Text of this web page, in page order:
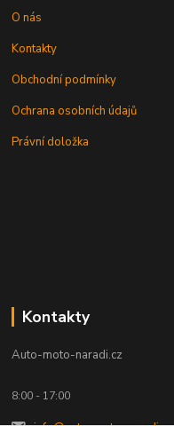
O nás
Kontakty
Obchodní podmínky
Ochrana osobních údajů
Právní doložka
Kontakty
Auto-moto-naradi.cz
8:00 - 17:00